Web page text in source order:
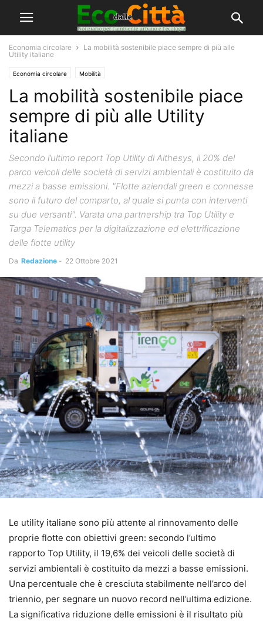
Economia circolare
La mobilità sostenibile piace sempre di più alle
Utility italiane
Economia circolare Mobilità
La mobilità sostenibile piace
sempre di più alle Utility
italiane
Secondo l’ultimo report Top Utility di Althesys, il 20% del
parco veicoli delle società di servizi ambientali è costituito da
mezzi a basse emissioni. "Flotte aziendali green e connesse
sono il futuro del comparto, al quale si punta con interventi
su due versanti". Varata una partnership tra Top Utility e
Targa Telematics per la digitalizzazione ed elettrificazione
delle flotte utility
Da Redazione - 22 Ottobre 2021
Le utility italiane sono più attente al rinnovamento delle
proprie flotte con obiettivi green: secondo l’ultimo
rapporto Top Utility, il 19,6% dei veicoli delle società di
servizi ambientali è costituito da mezzi a basse emissioni.
Una percentuale che è cresciuta stabilmente nell’arco del
triennio, per segnare un nuovo record nell’ultima edizione.
La significativa riduzione delle emissioni è il risultato più